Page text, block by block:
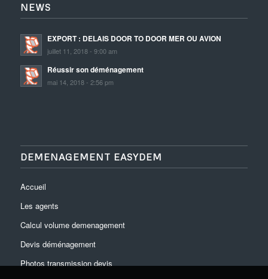
NEWS
EXPORT : DELAIS DOOR TO DOOR MER OU AVION
juillet 11, 2018 - 9:00 am
Réussir son déménagement
mai 14, 2018 - 2:56 pm
DEMENAGEMENT EASYDEM
Accueil
Les agents
Calcul volume demenagement
Devis déménagement
Photos transmission devis